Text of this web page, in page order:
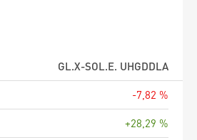
GL.X-SOL.E. UHGDDLA
-7,82 %
+28,29 %